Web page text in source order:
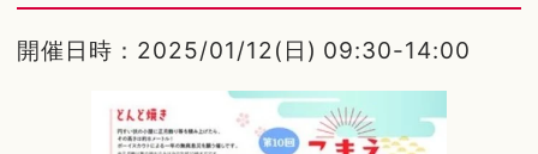
開催日時：2025/01/12(日) 09:30-14:00